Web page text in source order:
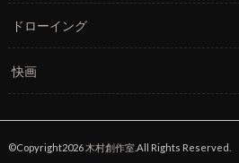
ドローイング
快画
©Copyright2026 木村創作室.All Rights Reserved.